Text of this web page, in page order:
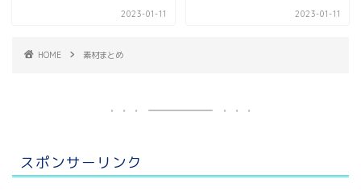
2023-01-11 2023-01-11
HOME 素材まとめ
スポンサーリンク